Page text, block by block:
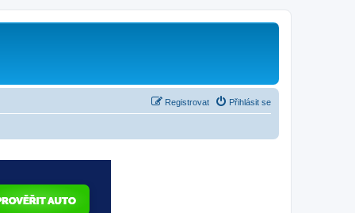
Přihlásit se
Registrovat